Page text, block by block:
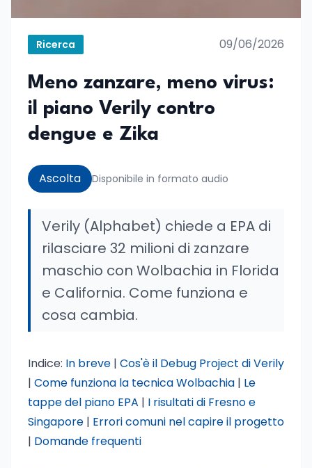
Ricerca 09/06/2026
Meno zanzare, meno virus:
il piano Verily contro
dengue e Zika
Ascolta Disponibile in formato audio
Verily (Alphabet) chiede a EPA di
rilasciare 32 milioni di zanzare
maschio con Wolbachia in Florida
e California. Come funziona e
cosa cambia.
Indice: In breve | Cos'è il Debug Project di Verily
| Come funziona la tecnica Wolbachia | Le
tappe del piano EPA | I risultati di Fresno e
Singapore | Errori comuni nel capire il progetto
| Domande frequenti